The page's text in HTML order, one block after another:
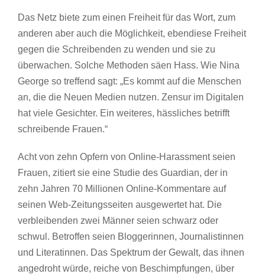
Das Netz biete zum einen Freiheit für das Wort, zum
anderen aber auch die Möglichkeit, ebendiese Freiheit
gegen die Schreibenden zu wenden und sie zu
überwachen. Solche Methoden säen Hass. Wie Nina
George so treffend sagt: „Es kommt auf die Menschen
an, die die Neuen Medien nutzen. Zensur im Digitalen
hat viele Gesichter. Ein weiteres, hässliches betrifft
schreibende Frauen.“
Acht von zehn Opfern von Online-Harassment seien
Frauen, zitiert sie eine Studie des Guardian, der in
zehn Jahren 70 Millionen Online-Kommentare auf
seinen Web-Zeitungsseiten ausgewertet hat. Die
verbleibenden zwei Männer seien schwarz oder
schwul. Betroffen seien Bloggerinnen, Journalistinnen
und Literatinnen. Das Spektrum der Gewalt, das ihnen
angedroht würde, reiche von Beschimpfungen, über